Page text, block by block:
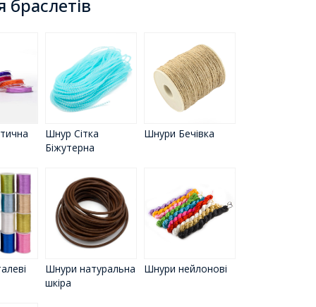
Шнур Сітка
Біжутерна
Шнури Бечівка
Шнури натуральна
шкіра
Шнури нейлонові